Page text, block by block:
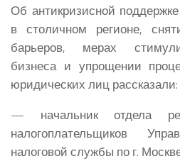
Об антикризисной
в столичном регионе,
барьеров, мерах
бизнеса и упрощении
юридических лиц рассказали:
— начальник отдела
налогоплательщиков
налоговой службы по г.